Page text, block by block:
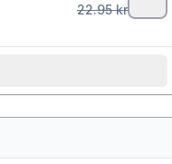
22.95kr